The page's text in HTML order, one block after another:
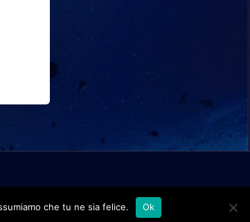
che tu ne sia felice. Ok